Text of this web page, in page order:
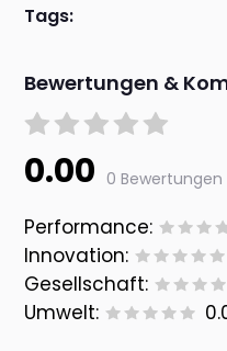
Tags:
Bewertungen &
0.00 0 Bewertungen
Performance:
Innovation:
Gesellschaft:
Umwelt: